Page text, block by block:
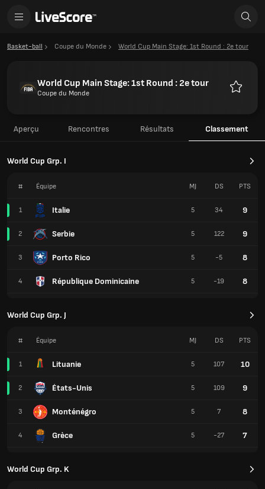
Basket-ball Coupe du Monde World Cup Main Stage: 1st Round : 2e tour
World Cup Main Stage: 1st Round : 2e tour
Coupe du Monde
Aperçu Rencontres Résultats Classement
World Cup Grp. I
# Équipe
1 Italie
2 Serbie
3 Porto Rico
4 République Dominicaine
MJ DS PTS
5 34 9
5 122 9
5 -5 8
5 -19 8
World Cup Grp. J
# Équipe
1 Lituanie
2 États-Unis
3 Monténégro
4 Grèce
MJ DS PTS
5 107 10
5 109 9
5 7 8
5 -27 7
World Cup Grp. K